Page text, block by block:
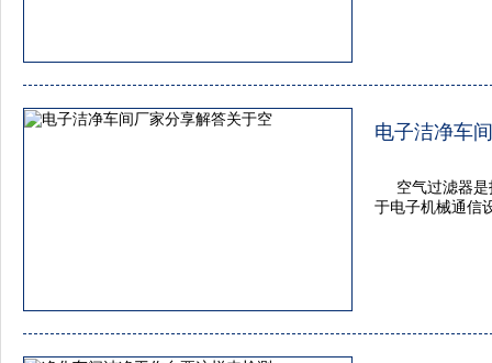
电子洁净车
空气过滤器
于电子机械通信